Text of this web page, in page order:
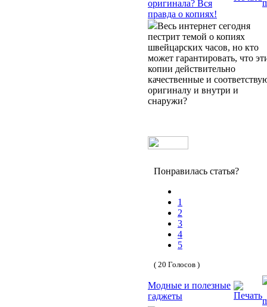
оригинала? Вся
правда о копиях!
Весь интернет сегодня
пестрит темой о копиях
швейцарских часов, но кто
может гарантировать, что
копии действительно
качественные и
оригиналу и внутри и
снаружи?
Понравилась статья?
1
2
3
4
5
( 20 Голосов )
Модные и полезные
гаджеты